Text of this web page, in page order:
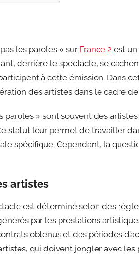
les paroles » sur France 2 est
derrière le spectacle, se
à cette émission. Dans
des artistes dans le cadre
paroles » sont souvent des
statut leur permet de travailler
spécifique. Cependant, la
artistes
est déterminé selon des
par les prestations
obtenus et des périodes
qui doivent jongler avec